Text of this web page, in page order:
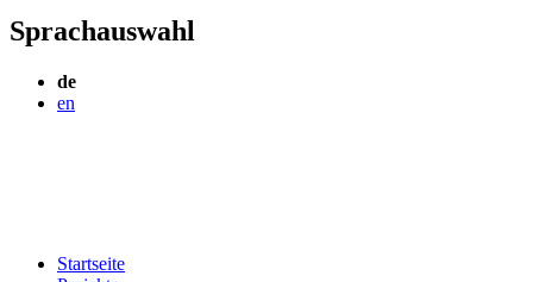
Sprachauswahl
de
en
Startseite